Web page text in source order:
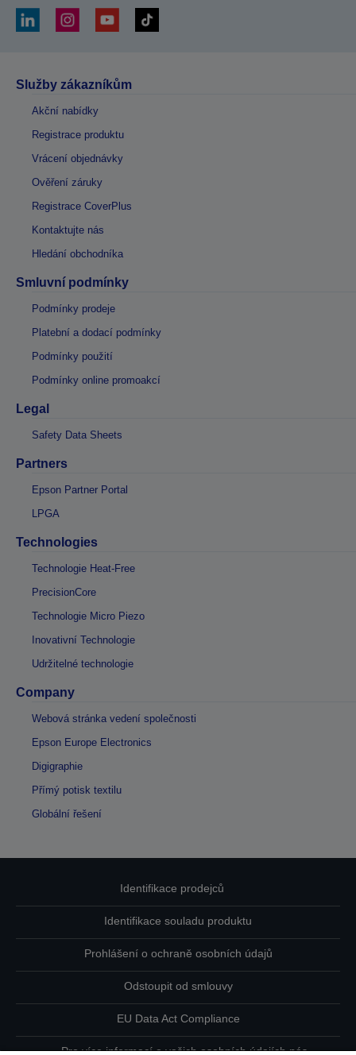
Služby zákazníkům
Akční nabídky
Registrace produktu
Vrácení objednávky
Ověření záruky
Registrace CoverPlus
Kontaktujte nás
Hledání obchodníka
Smluvní podmínky
Podmínky prodeje
Platební a dodací podmínky
Podmínky použití
Podmínky online promoakcí
Legal
Safety Data Sheets
Partners
Epson Partner Portal
LPGA
Technologies
Technologie Heat-Free
PrecisionCore
Technologie Micro Piezo
Inovativní Technologie
Udržitelné technologie
Company
Webová stránka vedení společnosti
Epson Europe Electronics
Digigraphie
Přímý potisk textilu
Globální řešení
Identifikace prodejců
Identifikace souladu produktu
Prohlášení o ochraně osobních údajů
Odstoupit od smlouvy
EU Data Act Compliance
Pro více informací o vašich osobních údajích nás